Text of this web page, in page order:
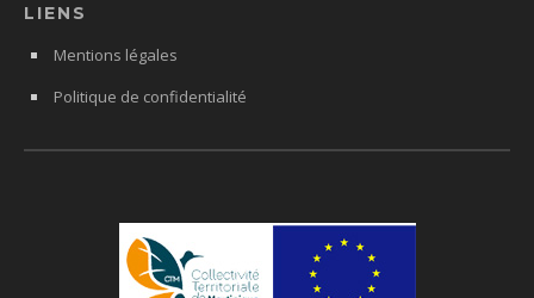
LIENS
Mentions légales
Politique de confidentialité